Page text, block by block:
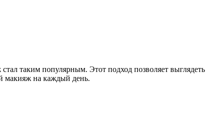
таким популярным. Этот подход позволяет выглядеть
макияж на каждый день.